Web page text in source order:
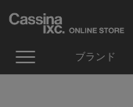
ブランド